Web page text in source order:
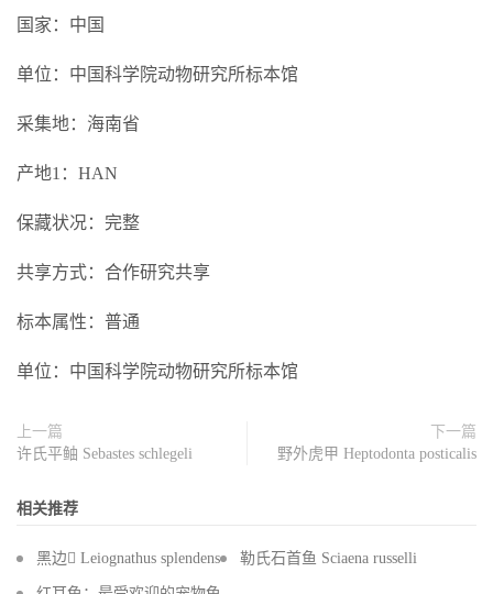
国家：中国
单位：中国科学院动物研究所标本馆
采集地：海南省
产地1：HAN
保藏状况：完整
共享方式：合作研究共享
标本属性：普通
单位：中国科学院动物研究所标本馆
上一篇
许氏平鲉 Sebastes schlegeli
下一篇
野外虎甲 Heptodonta posticalis
相关推荐
黑边 Leiognathus splendens 勒氏石首鱼 Sciaena russelli